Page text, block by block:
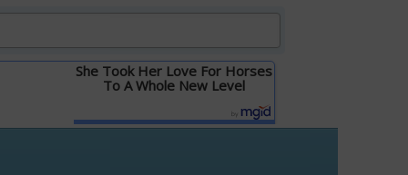
She Took Her Love For Horses
To A Whole New Level
Детальніше